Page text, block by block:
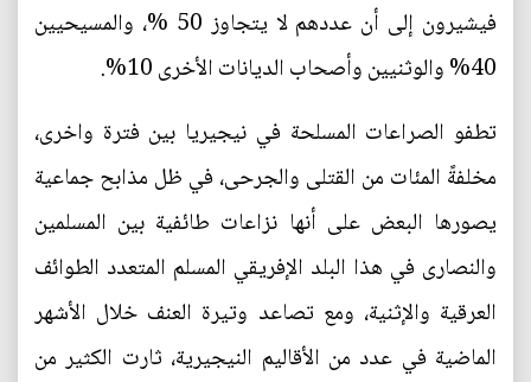
فيشيرون إلى أن عددهم لا يتجاوز 50 %، والمسيحيين
40% والوثنيين وأصحاب الديانات الأخرى 10%.
تطفو الصراعات المسلحة في نيجيريا بين فترة واخرى،
مخلفةً المئات من القتلى والجرحى، في ظل مذابح جماعية
يصورها البعض على أنها نزاعات طائفية بين المسلمين
والنصارى في هذا البلد الإفريقي المسلم المتعدد الطوائف
العرقية والإثنية، ومع تصاعد وتيرة العنف خلال الأشهر
الماضية في عدد من الأقاليم النيجيرية، ثارت الكثير من